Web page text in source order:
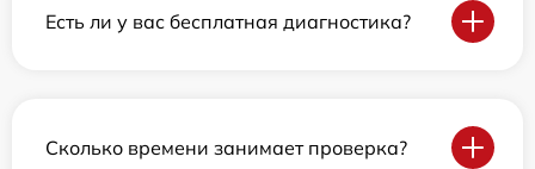
Есть ли у вас бесплатная диагностика?
Сколько времени занимает проверка?